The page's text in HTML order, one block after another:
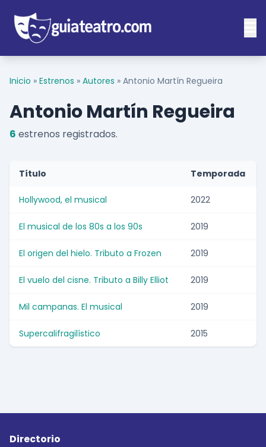
Inicio » Estrenos » Autores » Antonio Martín Regueira
Antonio Martín Regueira
6 estrenos registrados.
Título Temporada
Hollywood, el musical 2022
El musical de los 80s a los 90s 2019
El origen del hielo. Tributo a Frozen 2019
El vuelo del cisne. Tributo a Billy Elliot 2019
Mil campanas. El musical 2019
Supercalifragilístico 2015
Directorio